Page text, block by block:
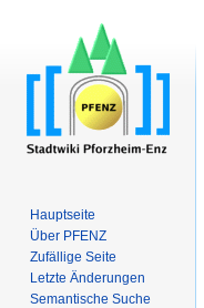
Hauptseite
Über PFENZ
Zufällige Seite
Letzte Änderungen
Semantische Suche